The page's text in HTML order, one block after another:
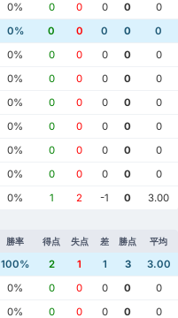
0% 0 0 0 0
0
0% 0 0 0 0
0
0% 0 0 0 0
0
0% 0 0 0 0
0
0% 0 0 0 0
0
0% 0 0 0 0
0
0% 0 0 0 0
0
0% 0 0 0 0
0
0% 1 2 -1 0 3.00
勝率 得点 失点 差 勝点 平均
100% 2 1 1 3
3.00
0% 0 0 0 0
0
0% 0 0 0 0 0